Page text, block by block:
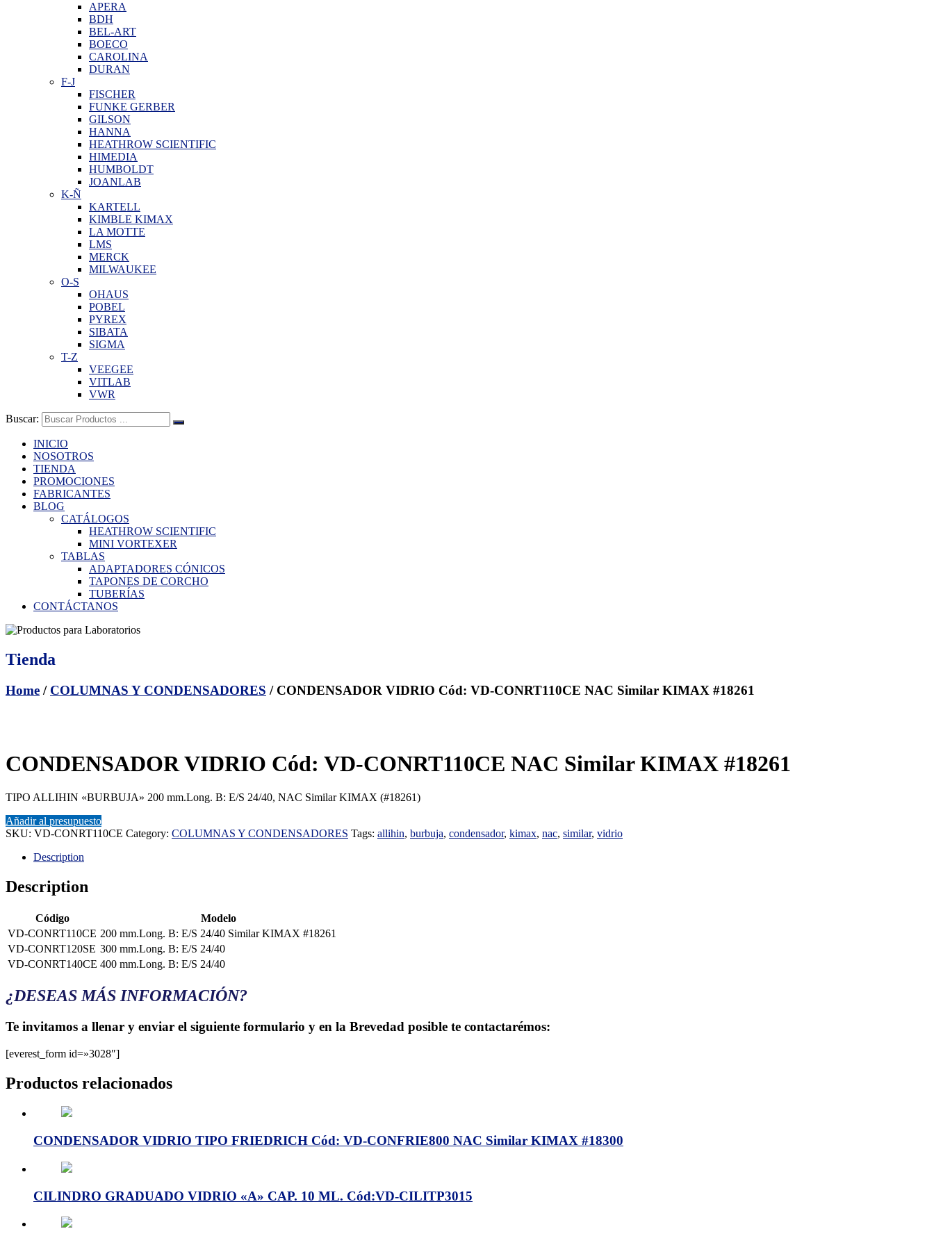
APERA
BDH
BEL-ART
BOECO
CAROLINA
DURAN
F-J
FISCHER
FUNKE GERBER
GILSON
HANNA
HEATHROW SCIENTIFIC
HIMEDIA
HUMBOLDT
JOANLAB
K-Ñ
KARTELL
KIMBLE KIMAX
LA MOTTE
LMS
MERCK
MILWAUKEE
O-S
OHAUS
POBEL
PYREX
SIBATA
SIGMA
T-Z
VEEGEE
VITLAB
VWR
Buscar:
INICIO
NOSOTROS
TIENDA
PROMOCIONES
FABRICANTES
BLOG
CATÁLOGOS
HEATHROW SCIENTIFIC
MINI VORTEXER
TABLAS
ADAPTADORES CÓNICOS
TAPONES DE CORCHO
TUBERÍAS
CONTÁCTANOS
Tienda
Home / COLUMNAS Y CONDENSADORES / CONDENSADOR VIDRIO Cód: VD-CONRT110CE NAC Similar KIMAX #18261
CONDENSADOR VIDRIO Cód: VD-CONRT110CE NAC Similar KIMAX #18261
TIPO ALLIHIN «BURBUJA» 200 mm.Long. B: E/S 24/40, NAC Similar KIMAX (#18261)
Añadir al presupuesto
SKU: VD-CONRT110CE Category: COLUMNAS Y CONDENSADORES Tags: allihin, burbuja, condensador, kimax, nac, similar, vidrio
Description
Description
Código
Modelo
VD-CONRT110CE 200 mm.Long. B: E/S 24/40 Similar KIMAX #18261
VD-CONRT120SE 300 mm.Long. B: E/S 24/40
VD-CONRT140CE 400 mm.Long. B: E/S 24/40
¿DESEAS MÁS INFORMACIÓN?
Te invitamos a llenar y enviar el siguiente formulario y en la Brevedad posible te contactarémos:
[everest_form id=»3028″]
Productos relacionados
CONDENSADOR VIDRIO TIPO FRIEDRICH Cód: VD-CONFRIE800 NAC Similar KIMAX #18300
CILINDRO GRADUADO VIDRIO «A» CAP. 10 ML. Cód:VD-CILITP3015